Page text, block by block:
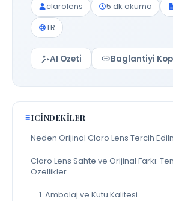
clarolens 5 dk okuma
TR
AI Ozeti Baglantiyi
ICINDEKILER
Neden Orijinal Claro Lens Tercih
Claro Lens Sahte ve Orijinal Farkı:
Özellikler
1. Ambalaj ve Kutu Kalitesi